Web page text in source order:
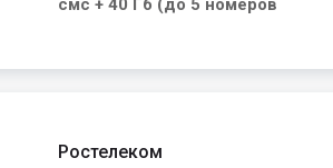
смс + 40 Гб (до 5 номеров
Ростелеком